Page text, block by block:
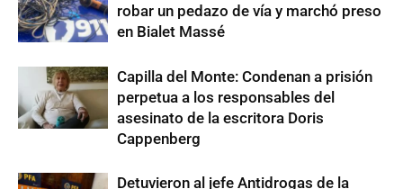
robar un pedazo de vía y marchó preso
en Bialet Massé
Capilla del Monte: Condenan a prisión
perpetua a los responsables del
asesinato de la escritora Doris
Cappenberg
Detuvieron al jefe Antidrogas de la